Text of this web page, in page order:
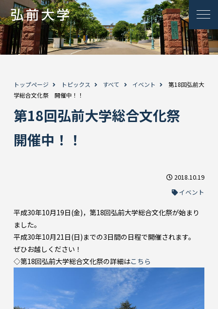
トップページ トピックス すべて イベント
第18回弘前大
学総合文化祭 開催中！！
第18回弘前大学総合文化祭
開催中！！
2018.10.19
イベント
平成30年10月19日(金)，第18回弘前大学総合文化祭が始まり
ました。
平成30年10月21日(日)までの3日間の日程で開催されます。
ぜひお越しください！
◇第18回弘前大学総合文化祭の詳細はこちら